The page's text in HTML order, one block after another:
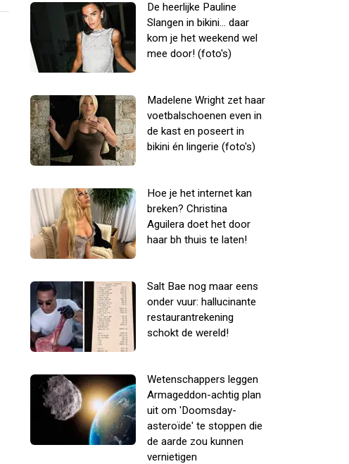
De heerlijke Pauline
Slangen in bikini... daar
kom je het weekend wel
mee door! (foto's)
Madelene Wright zet haar
voetbalschoenen even in
de kast en poseert in
bikini én lingerie (foto's)
Hoe je het internet kan
breken? Christina
Aguilera doet het door
haar bh thuis te laten!
Salt Bae nog maar eens
onder vuur: hallucinante
restaurantrekening
schokt de wereld!
Wetenschappers leggen
Armageddon-achtig plan
uit om 'Doomsday-
asteroïde' te stoppen die
de aarde zou kunnen
vernietigen